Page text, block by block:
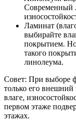
Современный
Ламинат
выбирайте
покрытием. Но
такого
линолеума.
Совет: При выборе
только его внешний
влаге,
первом этаже
этажах.